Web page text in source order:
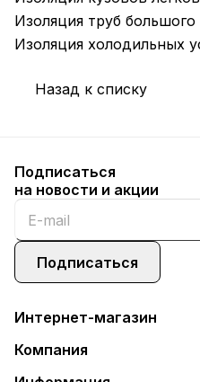
Изоляция труб
Изоляция холодильных
Назад к списку
Подписаться
на новости и акции
Подписаться
Интернет-магазин
Компания